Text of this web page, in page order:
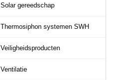
Solar gereedschap
Thermosiphon systemen SWH
Veiligheidsproducten
Ventilatie